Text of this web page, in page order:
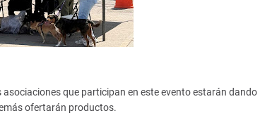
que participan en este evento estarán dando
ofertarán productos.